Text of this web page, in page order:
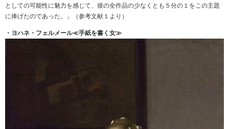
としての可能性に魅力を感じて、彼の全作品の少なくとも５分の１をこの主題
に捧げたのであった。」（参考文献１より）
・ヨハネ・フェルメール≪手紙を書く女≫